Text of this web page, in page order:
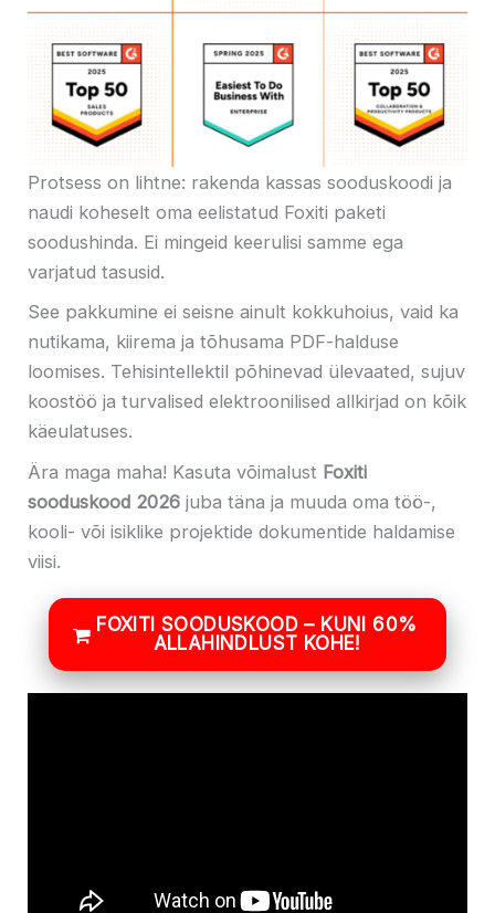
Protsess on lihtne: rakenda kassas sooduskoodi ja
naudi koheselt oma eelistatud Foxiti paketi
soodushinda. Ei mingeid keerulisi samme ega
varjatud tasusid.
See pakkumine ei seisne ainult kokkuhoius, vaid ka
nutikama, kiirema ja tõhusama PDF-halduse
loomises. Tehisintellektil põhinevad ülevaated, sujuv
koostöö ja turvalised elektroonilised allkirjad on kõik
käeulatuses.
Ära maga maha! Kasuta võimalust Foxiti
sooduskood 2026 juba täna ja muuda oma töö-,
kooli- või isiklike projektide dokumentide haldamise
viisi.
FOXITI SOODUSKOOD – KUNI 60%
ALLAHINDLUST KOHE!